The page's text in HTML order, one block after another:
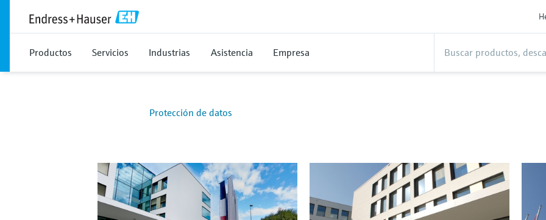
Productos Servicios Industrias Asistencia Empresa
Protección de datos